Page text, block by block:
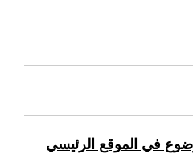
في الموقع الرئيسي